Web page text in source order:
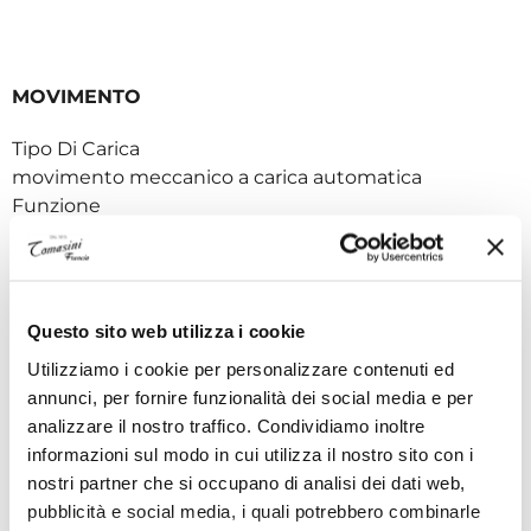
Questo sito web utilizza i cookie
Utilizziamo i cookie per personalizzare contenuti ed
annunci, per fornire funzionalità dei social media e per
analizzare il nostro traffico. Condividiamo inoltre
informazioni sul modo in cui utilizza il nostro sito con i
nostri partner che si occupano di analisi dei dati web,
pubblicità e social media, i quali potrebbero combinarle
MOVIMENTO
Tipo Di Carica
movimento meccanico a carica automatica
Funzione
data, piccoli secondi, ore e minuti, contatore di 12 ore,
contatore di 30 minuti, lancetta dei secondi
Complicazione
cronografo, scala tachimetrica
Riserva Di Carica
Riserva di Carica di circa 48 ore
Certificazione/I
Cronometro certificato (COSC)
Frequenza
4 Hz (28.800 alternanze/ora)